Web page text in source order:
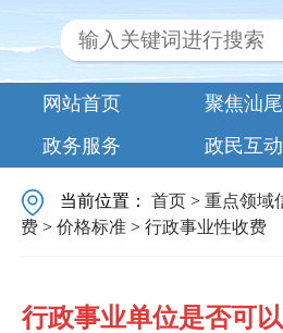
网站首页 聚焦汕尾
政务服务
政民互动
当前位置：首页 >重点领域
费 >价格标准 >行政事业性收费
行政事业单位是否可